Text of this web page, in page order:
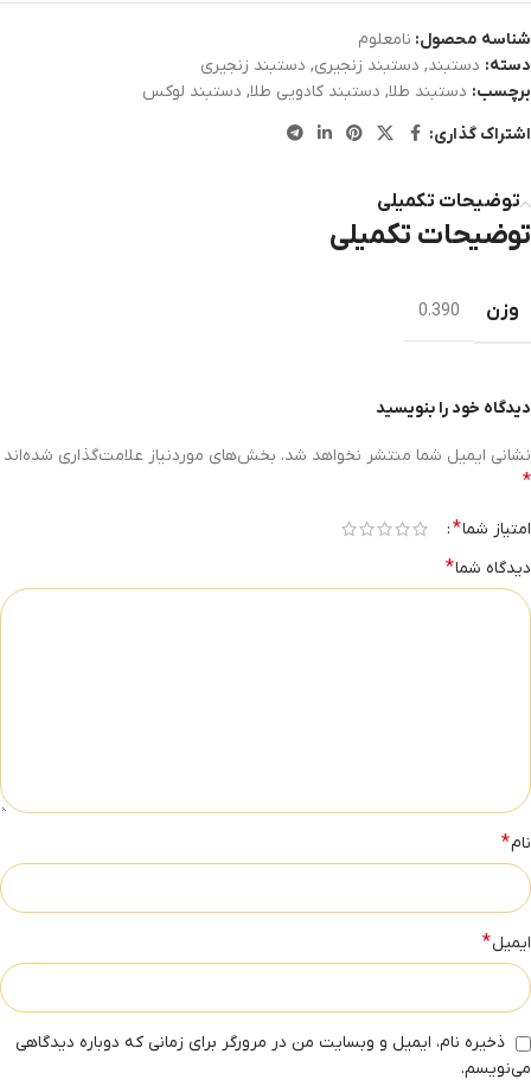
شناسه محصول: نامعلوم
دسته: دستبند, دستبند زنجیری, دستبند زنجیری
برچسب: دستبند طلا, دستبند کادویی طلا, دستبند لوکس
اشتراک گذاری:
توضیحات تکمیلی
توضیحات تکمیلی
وزن 0.390
دیدگاه خود را بنویسید
نشانی ایمیل شما منتشر نخواهد شد. بخش‌های موردنیاز علامت‌گذاری شده‌اند
*
امتیاز شما*
دیدگاه شما*
نام*
ایمیل*
ذخیره نام، ایمیل و وبسایت من در مرورگر برای زمانی که دوباره دیدگاهی
می‌نویسم.